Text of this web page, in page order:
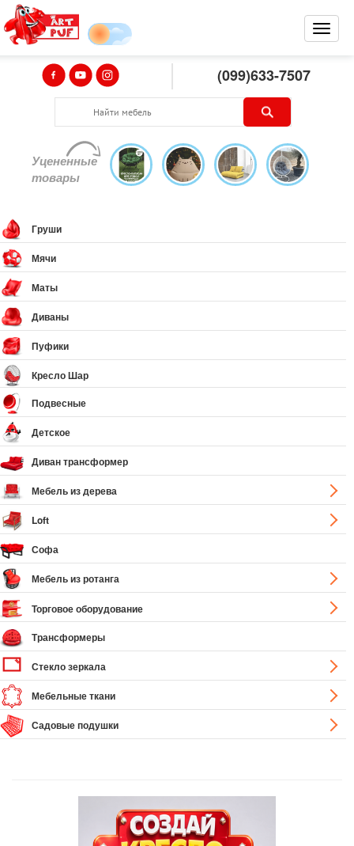
(099)633-7507
Уцененные
товары
Груши
Мячи
Маты
Диваны
Пуфики
Кресло Шар
Подвесные
Детское
Диван трансформер
Мебель из дерева
Loft
Софа
Мебель из ротанга
Торговое оборудование
Трансформеры
Стекло зеркала
Мебельные ткани
Садовые подушки